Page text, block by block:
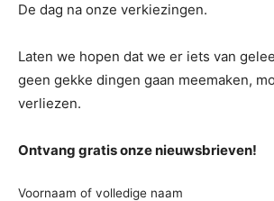
De dag na onze verkiezingen.
Laten we hopen dat we er iets van
geen gekke dingen gaan meemaken,
verliezen.
Ontvang gratis onze nieuwsbrieven!
Voornaam of volledige naam